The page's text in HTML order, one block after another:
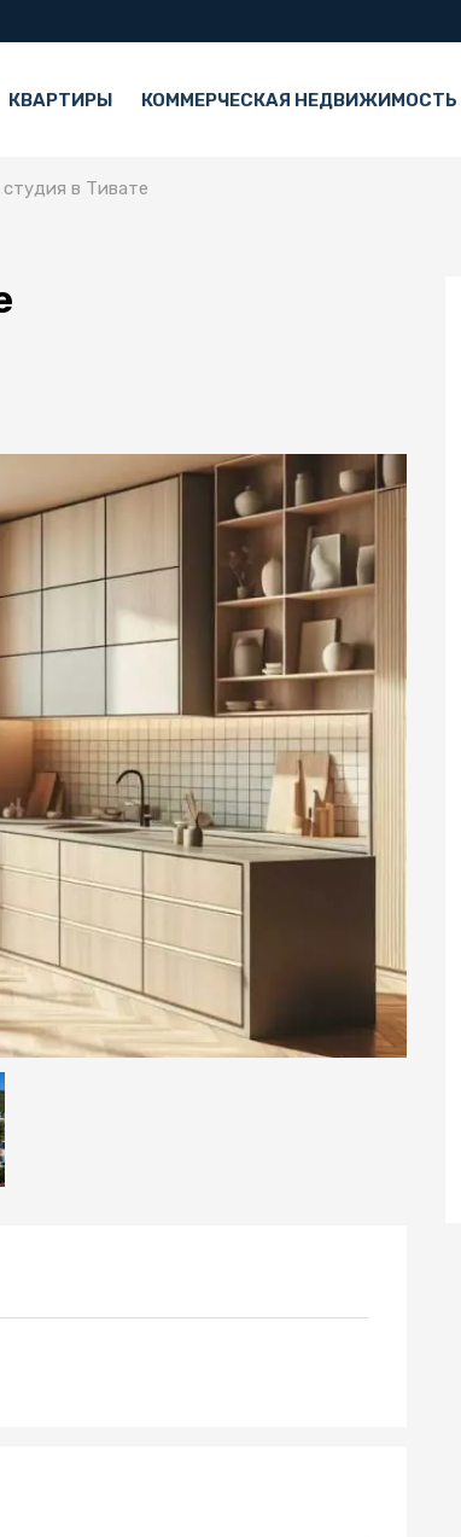
КВАРТИРЫ КОММЕРЧЕСКАЯ НЕДВИЖИМОСТЬ
в Тивате